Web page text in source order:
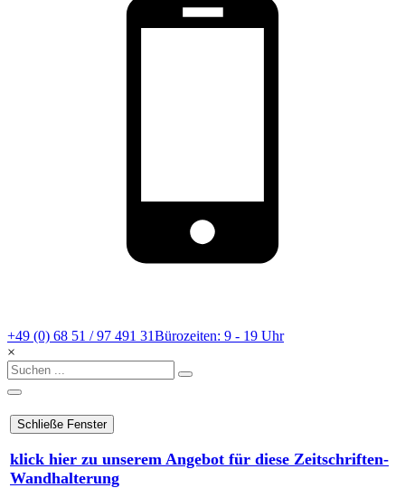
+49 (0) 68 51 / 97 491 31Bürozeiten: 9 - 19 Uhr
×
klick hier zu unserem Angebot für diese Zeitschriften-
Wandhalterung